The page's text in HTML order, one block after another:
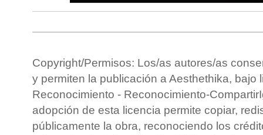
Copyright/Permisos: Los/as autores/as
y permiten la publicación a Aesthethika, bajo
Reconocimiento - Reconocimiento-
adopción de esta licencia permite copiar,
públicamente la obra, reconociendo los